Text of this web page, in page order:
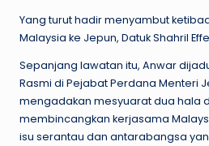
Yang turut hadir menyambut
Malaysia ke Jepun, Datuk Shahril
Sepanjang lawatan itu, Anwar
Rasmi di Pejabat Perdana Menteri
mengadakan mesyuarat dua hala
membincangkan kerjasama
isu serantau dan antarabangsa